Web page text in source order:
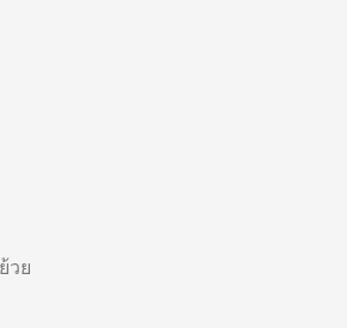
วย